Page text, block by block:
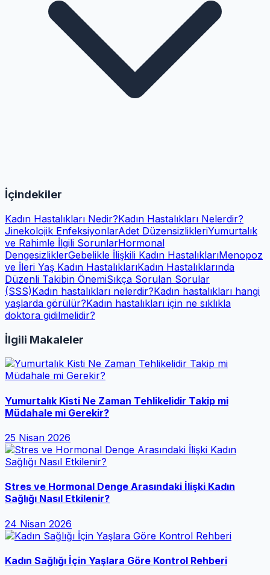
İçindekiler
Kadın Hastalıkları Nedir?Kadın Hastalıkları Nelerdir?
Jinekolojik EnfeksiyonlarAdet DüzensizlikleriYumurtalık
ve Rahimle İlgili SorunlarHormonal
DengesizliklerGebelikle İlişkili Kadın HastalıklarıMenopoz
ve İleri Yaş Kadın HastalıklarıKadın Hastalıklarında
Düzenli Takibin ÖnemiSıkça Sorulan Sorular
(SSS)Kadın hastalıkları nelerdir?Kadın hastalıkları hangi
yaşlarda görülür?Kadın hastalıkları için ne sıklıkla
doktora gidilmelidir?
İlgili Makaleler
Yumurtalık Kisti Ne Zaman Tehlikelidir Takip mi
Müdahale mi Gerekir?
25 Nisan 2026
Stres ve Hormonal Denge Arasındaki İlişki Kadın
Sağlığı Nasıl Etkilenir?
24 Nisan 2026
Kadın Sağlığı İçin Yaşlara Göre Kontrol Rehberi